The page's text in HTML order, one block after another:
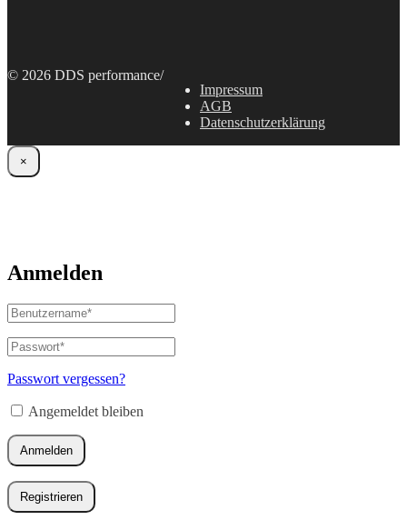
© 2026 DDS performance/
Impressum
AGB
Datenschutzerklärung
×
Anmelden
Benutzername
oder
E-
Mail-
Adresse*
Passwort*
Erforderlich
Passwort vergessen?
Angemeldet bleiben
Anmelden
Registrieren